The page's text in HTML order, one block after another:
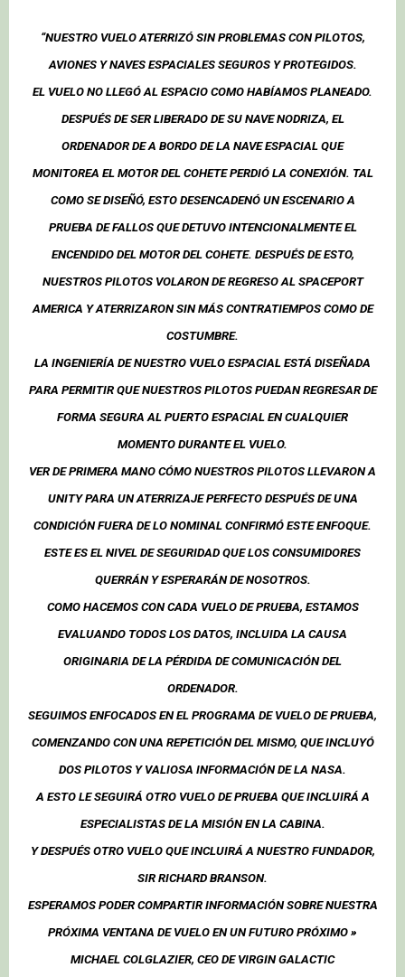
“NUESTRO VUELO ATERRIZÓ SIN PROBLEMAS CON PILOTOS,
AVIONES Y NAVES ESPACIALES SEGUROS Y PROTEGIDOS.
EL VUELO NO LLEGÓ AL ESPACIO COMO HABÍAMOS PLANEADO.
DESPUÉS DE SER LIBERADO DE SU NAVE NODRIZA, EL
ORDENADOR DE A BORDO DE LA NAVE ESPACIAL QUE
MONITOREA EL MOTOR DEL COHETE PERDIÓ LA CONEXIÓN. TAL
COMO SE DISEÑÓ, ESTO DESENCADENÓ UN ESCENARIO A
PRUEBA DE FALLOS QUE DETUVO INTENCIONALMENTE EL
ENCENDIDO DEL MOTOR DEL COHETE. DESPUÉS DE ESTO,
NUESTROS PILOTOS VOLARON DE REGRESO AL SPACEPORT
AMERICA Y ATERRIZARON SIN MÁS CONTRATIEMPOS COMO DE
COSTUMBRE.
LA INGENIERÍA DE NUESTRO VUELO ESPACIAL ESTÁ DISEÑADA
PARA PERMITIR QUE NUESTROS PILOTOS PUEDAN REGRESAR DE
FORMA SEGURA AL PUERTO ESPACIAL EN CUALQUIER
MOMENTO DURANTE EL VUELO.
VER DE PRIMERA MANO CÓMO NUESTROS PILOTOS LLEVARON A
UNITY PARA UN ATERRIZAJE PERFECTO DESPUÉS DE UNA
CONDICIÓN FUERA DE LO NOMINAL CONFIRMÓ ESTE ENFOQUE.
ESTE ES EL NIVEL DE SEGURIDAD QUE LOS CONSUMIDORES
QUERRÁN Y ESPERARÁN DE NOSOTROS.
COMO HACEMOS CON CADA VUELO DE PRUEBA, ESTAMOS
EVALUANDO TODOS LOS DATOS, INCLUIDA LA CAUSA
ORIGINARIA DE LA PÉRDIDA DE COMUNICACIÓN DEL
ORDENADOR.
SEGUIMOS ENFOCADOS EN EL PROGRAMA DE VUELO DE PRUEBA,
COMENZANDO CON UNA REPETICIÓN DEL MISMO, QUE INCLUYÓ
DOS PILOTOS Y VALIOSA INFORMACIÓN DE LA NASA.
A ESTO LE SEGUIRÁ OTRO VUELO DE PRUEBA QUE INCLUIRÁ A
ESPECIALISTAS DE LA MISIÓN EN LA CABINA.
Y DESPUÉS OTRO VUELO QUE INCLUIRÁ A NUESTRO FUNDADOR,
SIR RICHARD BRANSON.
ESPERAMOS PODER COMPARTIR INFORMACIÓN SOBRE NUESTRA
PRÓXIMA VENTANA DE VUELO EN UN FUTURO PRÓXIMO »
MICHAEL COLGLAZIER, CEO DE VIRGIN GALACTIC